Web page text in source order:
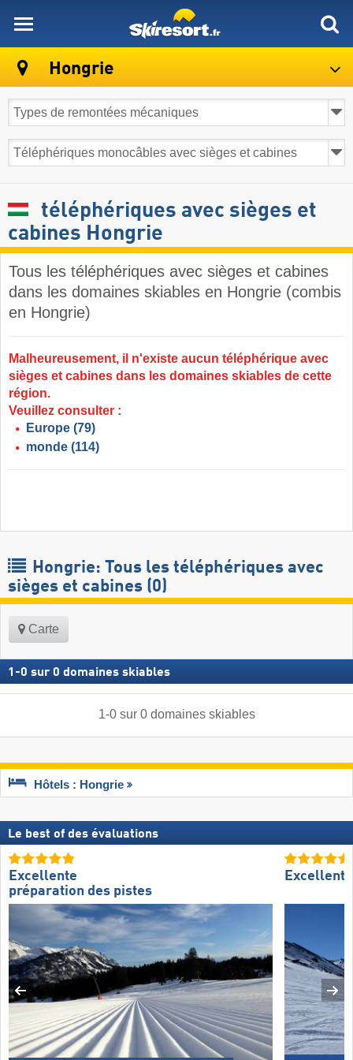
Hongrie
téléphériques avec sièges et
cabines Hongrie
Tous les téléphériques avec sièges et cabines
dans les domaines skiables en Hongrie (combis
en Hongrie)
Malheureusement, il n'existe aucun téléphérique avec
sièges et cabines dans les domaines skiables de cette
région.
Veuillez consulter :
Europe (79)
monde (114)
Hongrie: Tous les téléphériques avec
sièges et cabines (0)
Carte
1 -0 sur 0 domaines skiables
1-0sur 0 domaines skiables
Hôtels : Hongrie
Le best of des évaluations
Excellente
préparation des pistes
Excellent